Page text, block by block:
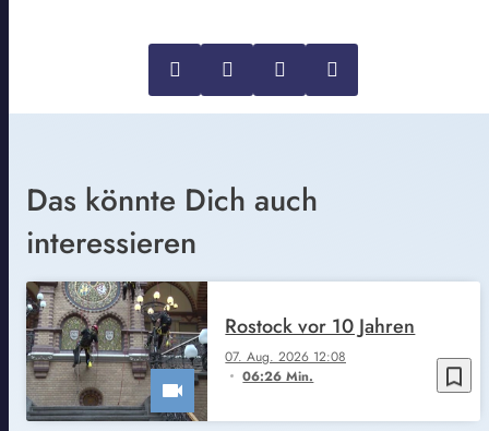
Das könnte Dich auch
interessieren
bookmark_border
07. Aug. 2026 12:08
06:26 Min.
Rostock vor 10 Jahren